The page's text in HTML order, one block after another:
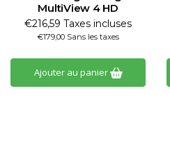
MultiView 4 HD
€216,59 Taxes incluses
€179,00 Sans les taxes
Ajouter au panier